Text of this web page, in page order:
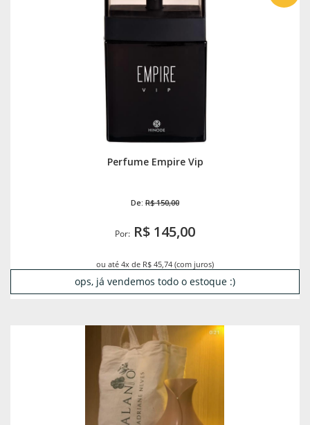
Perfume Empire Vip
De: R$ 150,00
Por: R$ 145,00
ou até 4x de R$ 45,74 (com juros)
ops, já vendemos todo o estoque :)